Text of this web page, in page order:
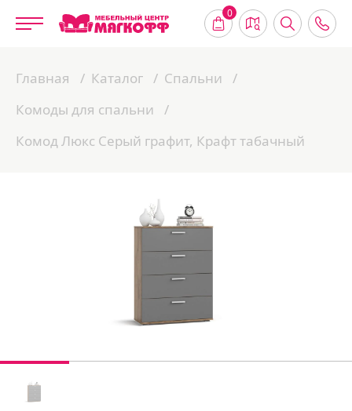
0
Главная Каталог
Спальни
Комоды для спальни
Комод Люкс Серый графит, Крафт табачный